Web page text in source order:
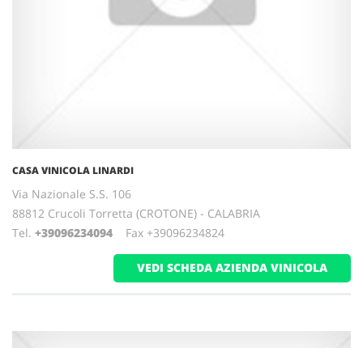
CASA VINICOLA LINARDI
Via Nazionale S.S. 106
88812 Crucoli Torretta (CROTONE) - CALABRIA
Tel. +39096234094 Fax +39096234824
VEDI SCHEDA AZIENDA VINICOLA